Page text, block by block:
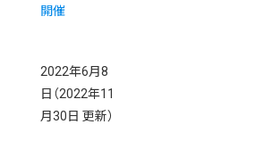
開催
2022年6月8
日 （2022年11
月30日 更新）